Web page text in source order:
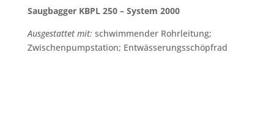
Saugbagger KBPL 250 – System 2000
Ausgestattet mit: schwimmender Rohrleitung;
Zwischenpumpstation; Entwässerungsschöpfrad